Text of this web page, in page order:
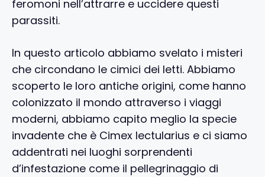
feromoni nell’attrarre e uccidere questi
parassiti.
In questo articolo abbiamo svelato i misteri
che circondano le cimici dei letti. Abbiamo
scoperto le loro antiche origini, come hanno
colonizzato il mondo attraverso i viaggi
moderni, abbiamo capito meglio la specie
invadente che è Cimex lectularius e ci siamo
addentrati nei luoghi sorprendenti
d’infestazione come il pellegrinaggio di